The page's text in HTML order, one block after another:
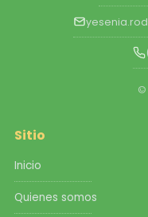
©
Sitio
Inicio
Quienes somos